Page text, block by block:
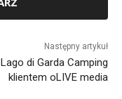
Następny artykuł
Lago di Garda Camping
klientem oLIVE media